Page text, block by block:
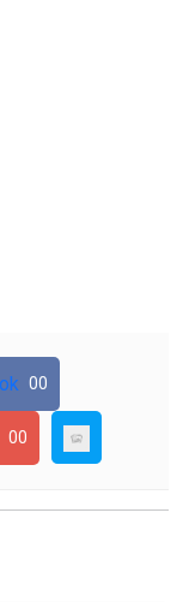
00
00